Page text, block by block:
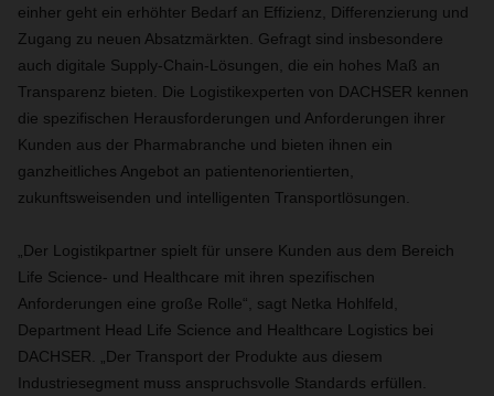
einher geht ein erhöhter Bedarf an Effizienz, Differenzierung und
Zugang zu neuen Absatzmärkten. Gefragt sind insbesondere
auch digitale Supply-Chain-Lösungen, die ein hohes Maß an
Transparenz bieten. Die Logistikexperten von DACHSER kennen
die spezifischen Herausforderungen und Anforderungen ihrer
Kunden aus der Pharmabranche und bieten ihnen ein
ganzheitliches Angebot an patientenorientierten,
zukunftsweisenden und intelligenten Transportlösungen.
„Der Logistikpartner spielt für unsere Kunden aus dem Bereich
Life Science- und Healthcare mit ihren spezifischen
Anforderungen eine große Rolle“, sagt Netka Hohlfeld,
Department Head Life Science and Healthcare Logistics bei
DACHSER. „Der Transport der Produkte aus diesem
Industriesegment muss anspruchsvolle Standards erfüllen.